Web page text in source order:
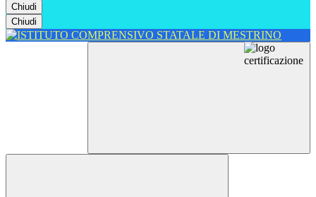
Chiudi
Chiudi